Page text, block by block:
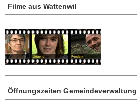
Öffnungszeiten Gemeindeverwaltung
Filme aus Wattenwil